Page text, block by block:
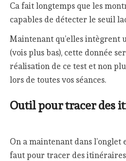
Ca fait longtemps que les
capables de détecter le seuil
Maintenant qu’elles intègrent
(vois plus bas), cette donnée
réalisation de ce test et non
lors de toutes vos séances.
Outil pour tracer des
On a maintenant dans l’onglet
faut pour tracer des